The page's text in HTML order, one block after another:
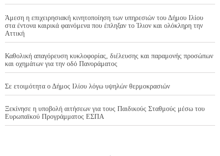
Άμεση η επιχειρησιακή κινητοποίηση των υπηρεσιών του Δήμου Ιλίου
στα έντονα καιρικά φαινόμενα που έπληξαν το Ίλιον και ολόκληρη την
Αττική
Καθολική απαγόρευση κυκλοφορίας, διέλευσης και παραμονής προσώπων
και οχημάτων για την οδό Πανοράματος
Σε ετοιμότητα ο Δήμος Ιλίου λόγω υψηλών θερμοκρασιών
Ξεκίνησε η υποβολή αιτήσεων για τους Παιδικούς Σταθμούς μέσω του
Ευρωπαϊκού Προγράμματος ΕΣΠΑ